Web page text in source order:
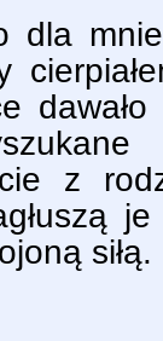
dla
z
siłą.